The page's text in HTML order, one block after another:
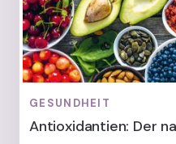
GESUNDHEIT
Antioxidantien: Der